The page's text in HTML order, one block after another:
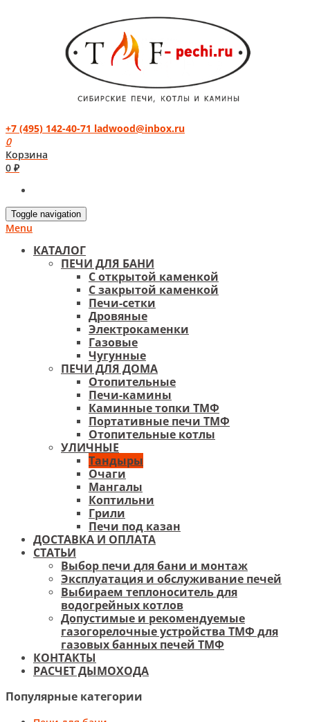
+7 (495) 142-40-71 ladwood@inbox.ru
0
Корзина
0 ₽
Toggle navigation
Menu
КАТАЛОГ
ПЕЧИ ДЛЯ БАНИ
С открытой каменкой
С закрытой каменкой
Печи-сетки
Дровяные
Электрокаменки
Газовые
Чугунные
ПЕЧИ ДЛЯ ДОМА
Отопительные
Печи-камины
Каминные топки ТМФ
Портативные печи ТМФ
Отопительные котлы
УЛИЧНЫЕ
Тандыры
Очаги
Мангалы
Коптильни
Грили
Печи под казан
ДОСТАВКА И ОПЛАТА
СТАТЬИ
Выбор печи для бани и монтаж
Эксплуатация и обслуживание печей
Выбираем теплоноситель для
водогрейных котлов
Допустимые и рекомендуемые
газогорелочные устройства ТМФ для
газовых банных печей ТМФ
КОНТАКТЫ
РАСЧЕТ ДЫМОХОДА
Популярные категории